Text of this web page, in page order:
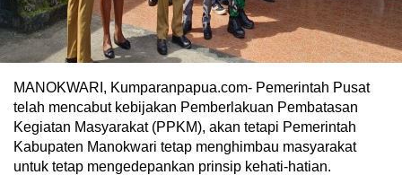
MANOKWARI, Kumparanpapua.com- Pemerintah Pusat
telah mencabut kebijakan Pemberlakuan Pembatasan
Kegiatan Masyarakat (PPKM), akan tetapi Pemerintah
Kabupaten Manokwari tetap menghimbau masyarakat
untuk tetap mengedepankan prinsip kehati-hatian.